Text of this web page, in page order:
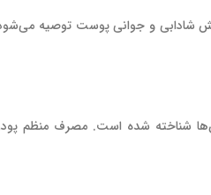
شادابی و جوانی پوست توصیه
شناخته شده است. مصرف منظم